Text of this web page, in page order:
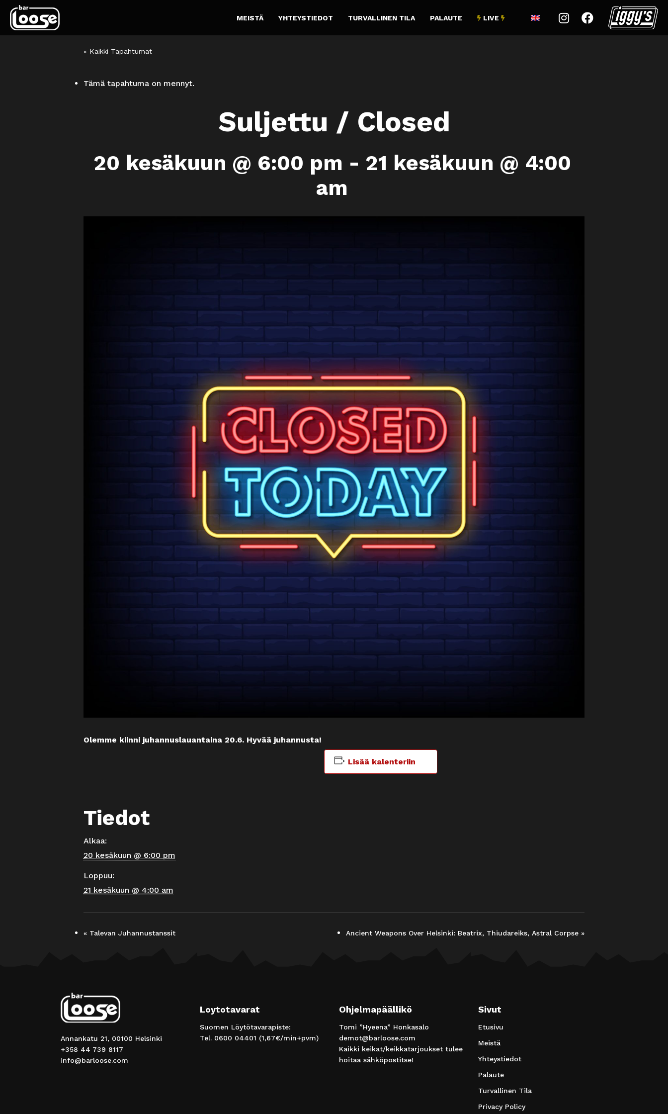
MEISTÄ YHTEYSTIEDOT TURVALLINEN TILA PALAUTE  LIVE   
« Kaikki Tapahtumat
Tämä tapahtuma on mennyt.
Suljettu / Closed
20 kesäkuun @ 6:00 pm - 21 kesäkuun @ 4:00
am
Olemme kiinni juhannuslauantaina 20.6. Hyvää juhannusta!
Lisää kalenteriin
Tiedot
Alkaa:
20 kesäkuun @ 6:00 pm
Loppuu:
21 kesäkuun @ 4:00 am
« Talevan Juhannustanssit Ancient Weapons Over Helsinki: Beatrix, Thiudareiks, Astral Corpse »
Annankatu 21, 00100 Helsinki
+358 44 739 8117
info@barloose.com
Loytotavarat
Suomen Löytötavarapiste:
Tel. 0600 04401 (1,67€/min+pvm)
Ohjelmapäällikö
Tomi ”Hyeena” Honkasalo
demot@barloose.com
Kaikki keikat/keikkatarjoukset tulee
hoitaa sähköpostitse!
Sivut
Etusivu
Meistä
Yhteystiedot
Palaute
Turvallinen Tila
Privacy Policy